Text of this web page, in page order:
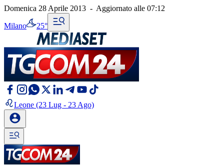
Domenica 28 Aprile 2013 - Aggiornato alle 07:12
Milano 25°
Leone (23 Lug - 23 Ago)